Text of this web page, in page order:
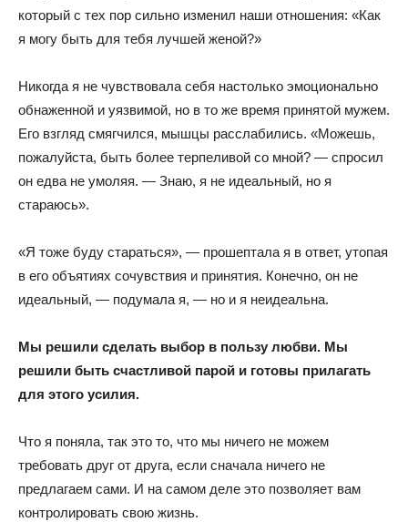
который с тех пор сильно изменил наши отношения: «Как
я могу быть для тебя лучшей женой?»
Никогда я не чувствовала себя настолько эмоционально
обнаженной и уязвимой, но в то же время принятой мужем.
Его взгляд смягчился, мышцы расслабились. «Можешь,
пожалуйста, быть более терпеливой со мной? — спросил
он едва не умоляя. — Знаю, я не идеальный, но я
стараюсь».
«Я тоже буду стараться», — прошептала я в ответ, утопая
в его объятиях сочувствия и принятия. Конечно, он не
идеальный, — подумала я, — но и я неидеальна.
Мы решили сделать выбор в пользу любви. Мы
решили быть счастливой парой и готовы прилагать
для этого усилия.
Что я поняла, так это то, что мы ничего не можем
требовать друг от друга, если сначала ничего не
предлагаем сами. И на самом деле это позволяет вам
контролировать свою жизнь.